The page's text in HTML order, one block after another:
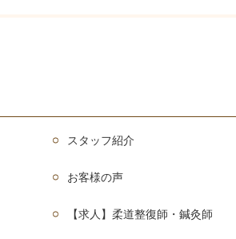
スタッフ紹介
お客様の声
【求人】柔道整復師・鍼灸師